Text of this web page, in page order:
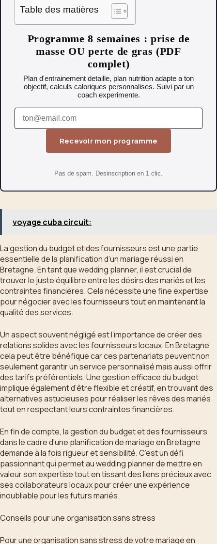
Table des matières
Programme 8 semaines : prise de
masse OU perte de gras (PDF
complet)
Plan d'entrainement detaille, plan nutrition adapte a ton
objectif, calculs caloriques personnalises. Suivi par un
coach experimente.
Recevoir mon programme
Pas de spam. Desinscription en 1 clic.
voyage cuba circuit:
La gestion du budget et des fournisseurs est une partie
essentielle de la planification d’un mariage réussi en
Bretagne. En tant que wedding planner, il est crucial de
trouver le juste équilibre entre les désirs des mariés et les
contraintes financières. Cela nécessite une fine expertise
pour négocier avec les fournisseurs tout en maintenant la
qualité des services.
Un aspect souvent négligé est l’importance de créer des
relations solides avec les fournisseurs locaux. En Bretagne,
cela peut être bénéfique car ces partenariats peuvent non
seulement garantir un service personnalisé mais aussi offrir
des tarifs préférentiels. Une gestion efficace du budget
implique également d’être flexible et créatif, en trouvant des
alternatives astucieuses pour réaliser les rêves des mariés
tout en respectant leurs contraintes financières.
En fin de compte, la gestion du budget et des fournisseurs
dans le cadre d’une planification de mariage en Bretagne
demande à la fois rigueur et sensibilité. C’est un défi
passionnant qui permet au wedding planner de mettre en
valeur son expertise tout en tissant des liens précieux avec
ses collaborateurs locaux pour créer une expérience
inoubliable pour les futurs mariés.
Conseils pour une organisation sans stress
Pour une organisation sans stress de votre mariage en